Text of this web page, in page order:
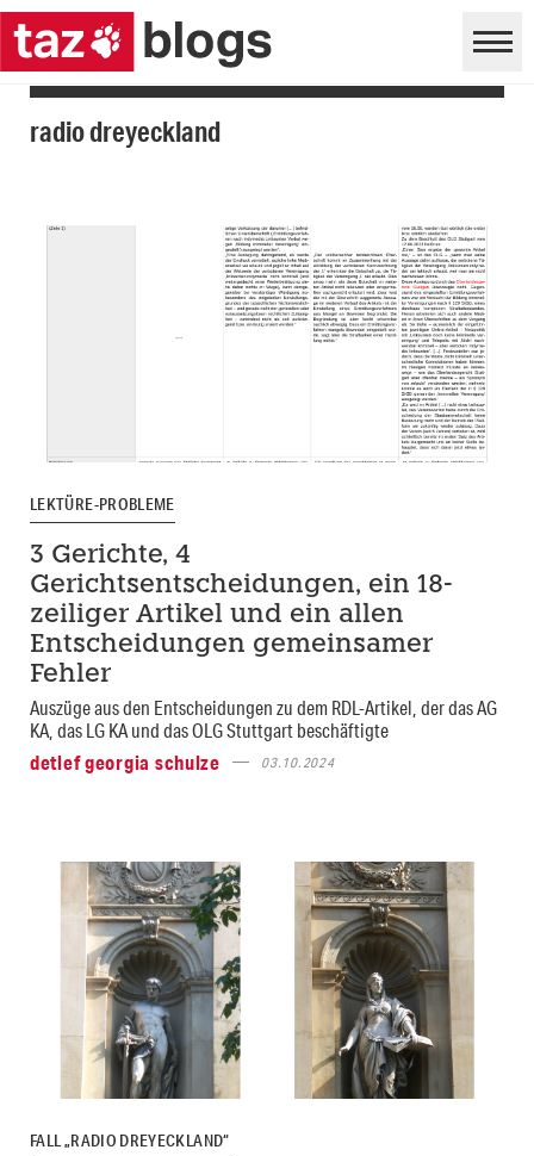
radio dreyeckland
LEKTÜRE-PROBLEME
3 Gerichte, 4
Gerichtsentscheidungen, ein 18-
zeiliger Artikel und ein allen
Entscheidungen gemeinsamer
Fehler
Auszüge aus den Entscheidungen zu dem RDL-Artikel, der das AG
KA, das LG KA und das OLG Stuttgart beschäftigte
detlef georgia schulze
03.10.2024
FALL „RADIO DREYECKLAND“